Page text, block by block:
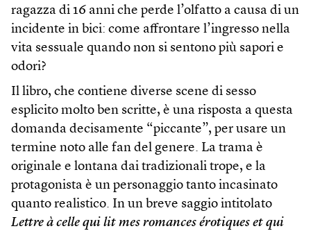
ragazza di 16 anni che perde l’olfatto a causa di un
incidente in bici: come affrontare l’ingresso nella
vita sessuale quando non si sentono più sapori e
odori?
Il libro, che contiene diverse scene di sesso
esplicito molto ben scritte, è una risposta a questa
domanda decisamente “piccante”, per usare un
termine noto alle fan del genere. La trama è
originale e lontana dai tradizionali trope, e la
protagonista è un personaggio tanto incasinato
quanto realistico. In un breve saggio intitolato
Lettre à celle qui lit mes romances érotiques et qui